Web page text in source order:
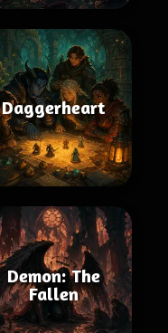
Daggerheart
Demon: The
Fallen